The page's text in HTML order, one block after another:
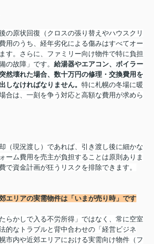
の原状回復（クロスの張り替えやハウスクリ
用のうち、経年劣化による傷みはすべてオー
す。さらに、ファミリー向け物件で特に負担
の故障」です。 給湯器やエアコン、ボイラー
然壊れた場合、数十万円の修理・交換費用を
しなければなりません。 特に札幌の冬場に暖
合は、一刻を争う対応と高額な費用が求めら
（現況渡し）であれば、引き渡し後に細かな
ーム費用を売主が負担することは原則ありま
で資金計画が狂うリスクを排除できます。
エリアの実需物件は「いまが売り時」です
らかしで入る不労所得」ではなく、常に空室
的なトラブルと背中合わせの「経営ビジネ
市内や近郊エリアにおける実需向け物件（フ